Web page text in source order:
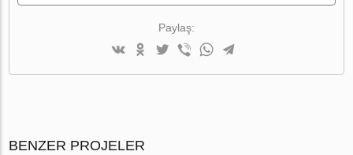
Paylaş:
BENZER PROJELER